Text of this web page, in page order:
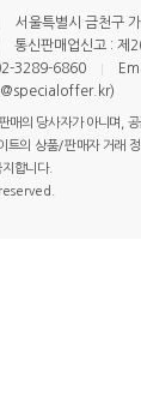
서울특별시 금천구
통신판매업신고 : 제
3289-6860
매의 당사자가 아니며,
트의 상품/판매자 거래
합니다.